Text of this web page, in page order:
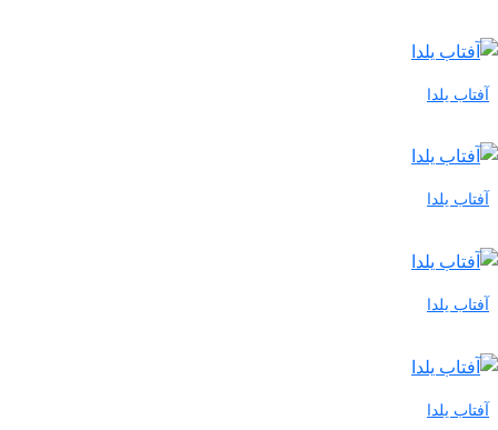
آفتاب یلدا
آفتاب یلدا
آفتاب یلدا
آفتاب یلدا